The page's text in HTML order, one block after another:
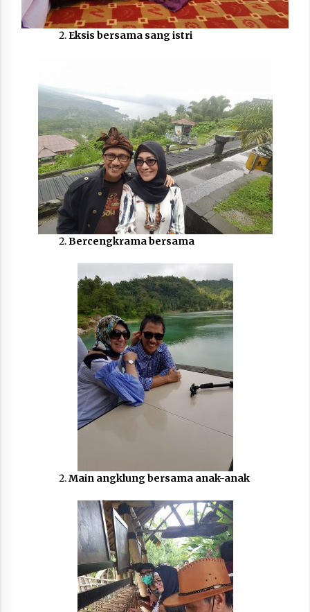
Eksis bersama sang istri
Bercengkrama bersama
Main angklung bersama anak-anak